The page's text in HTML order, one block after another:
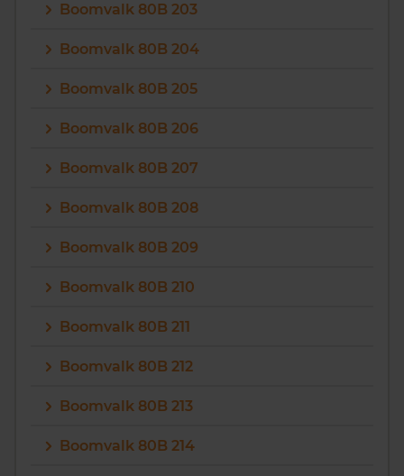
Boomvalk 80B 203
Boomvalk 80B 204
Boomvalk 80B 205
Boomvalk 80B 206
Boomvalk 80B 207
Boomvalk 80B 208
Boomvalk 80B 209
Boomvalk 80B 210
Boomvalk 80B 211
Boomvalk 80B 212
Boomvalk 80B 213
Boomvalk 80B 214